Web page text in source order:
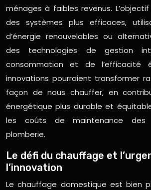
ménages à faibles revenus.
des systèmes plus efficaces,
d’énergie renouvelables ou
des technologies de gestion
consommation et de l’efficacité
innovations pourraient transformer
façon de nous chauffer, en
énergétique plus durable et
les coûts de maintenance des
plomberie.
Le défi du chauffage et
l’innovation
Le chauffage domestique est bien